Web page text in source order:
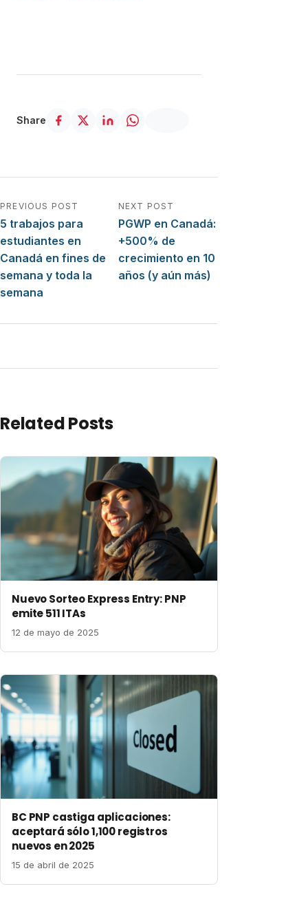
Share
Navegación de entradas
PREVIOUS POST
5 trabajos para
estudiantes en
Canadá en fines de
semana y toda la
semana
NEXT POST
PGWP en Canadá:
+500% de
crecimiento en 10
años (y aún más)
Related Posts
Nuevo Sorteo Express Entry: PNP
emite 511 ITAs
12 de mayo de 2025
BC PNP castiga aplicaciones:
aceptará sólo 1,100 registros
nuevos en 2025
15 de abril de 2025